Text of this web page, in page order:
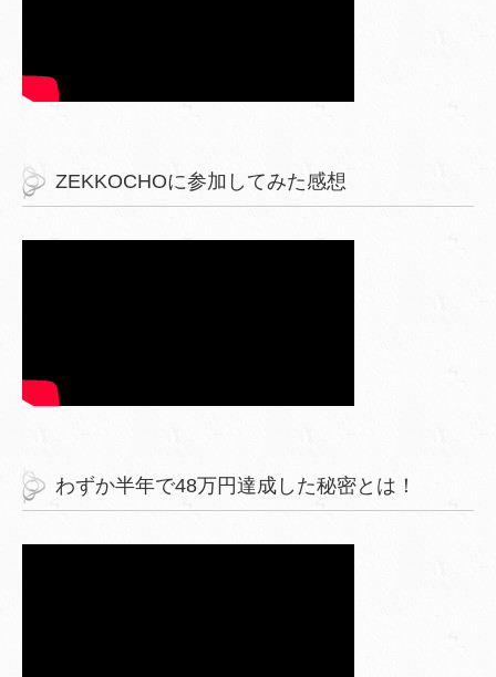
ZEKKOCHOに参加してみた感想
わずか半年で48万円達成した秘密とは！